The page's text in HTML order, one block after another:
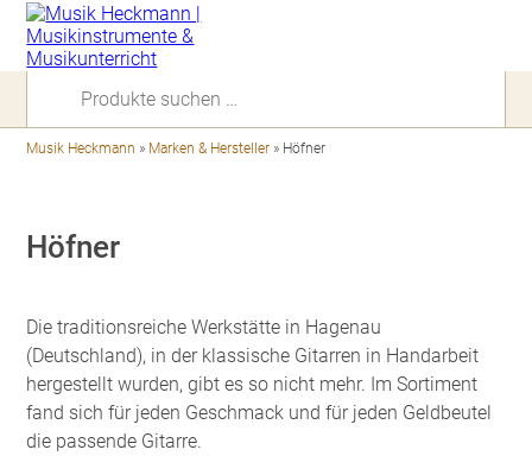
Musik Heckmann » Marken & Hersteller » Höfner
Höfner
Die traditionsreiche Werkstätte in Hagenau
(Deutschland), in der klassische Gitarren in Handarbeit
hergestellt wurden, gibt es so nicht mehr. Im Sortiment
fand sich für jeden Geschmack und für jeden Geldbeutel
die passende Gitarre.